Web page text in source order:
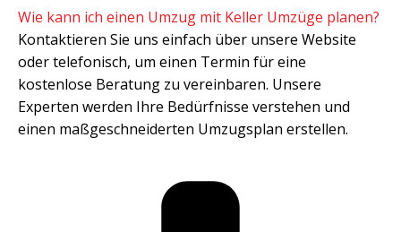
Wie kann ich einen Umzug mit Keller Umzüge planen?
Kontaktieren Sie uns einfach über unsere Website
oder telefonisch, um einen Termin für eine
kostenlose Beratung zu vereinbaren. Unsere
Experten werden Ihre Bedürfnisse verstehen und
einen maßgeschneiderten Umzugsplan erstellen.